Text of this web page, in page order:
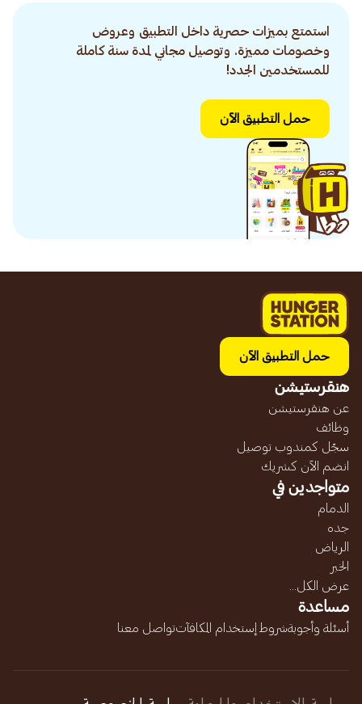
استمتع بميزات حصرية داخل التطبيق وعروض
وخصومات مميزة. وتوصيل مجاني لمدة سنة كاملة
للمستخدمين الجدد!
حمل التطبيق الآن
حمل التطبيق الآن
هنقرستيشن
عن هنقرستيشن
وظائف
سجّل كمندوب توصيل
انضم الآن كشريك
متواجدين في
الدمام
جده
الرياض
الخبر
عرض الكل...
مساعدة
أسئلة وأجوبةشروط إستخدام المكافآتتواصل معنا